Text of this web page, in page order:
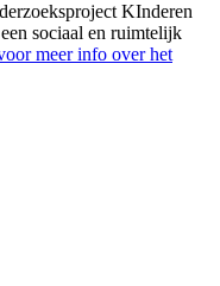
KInderen
sociaal en ruimtelijk
meer info over het